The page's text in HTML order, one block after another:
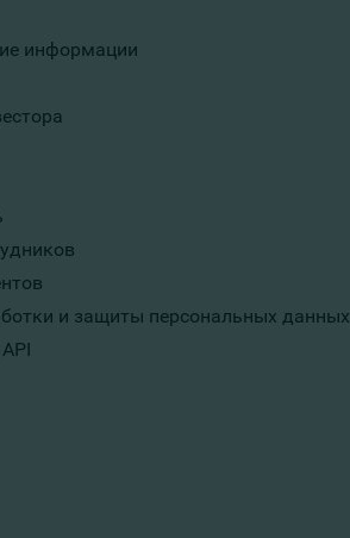
информации
и защиты персональных данных